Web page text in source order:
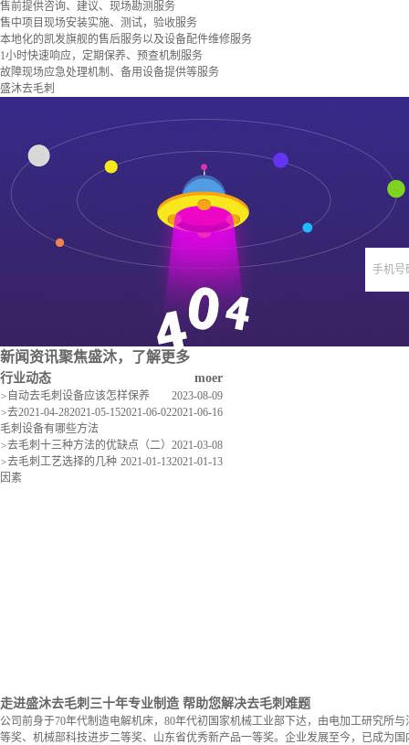
售前提供咨询、建议、现场勘测服务
售中项目现场安装实施、测试，验收服务
本地化的凯发旗舰的售后服务以及设备配件维修服务
1小时快速响应，定期保养、预查机制服务
故障现场应急处理机制、备用设备提供等服务
盛沐去毛刺
手机号
新闻资讯聚焦盛沐，了解更多
moer
行业动态
2023-08-09
> 自动去毛刺设备应该怎样保养
2021-06-16
2021-06-02
2021-05-15
2021-04-28
>去
毛刺设备有哪些方法
2021-03-08
>去毛刺十三种方法的优缺点（二）
2021-01-13
2021-01-13
>去毛刺工艺选择的几种
因素
走进盛沐去毛刺 三十年专业制造 帮助您解决去毛刺难题
公司前身于70年代制造电解机床，80年代初国家机械工业部下达，由电加工研究所
等奖、机械部科技进步二等奖、山东省优秀新产品一等奖。企业发展至今，已成为